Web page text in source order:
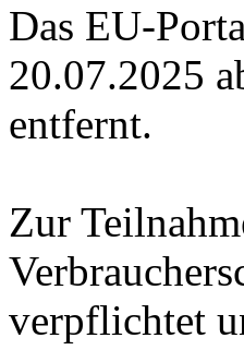
Das EU-
20.07.2025
entfernt.
Zur
verpflichtet